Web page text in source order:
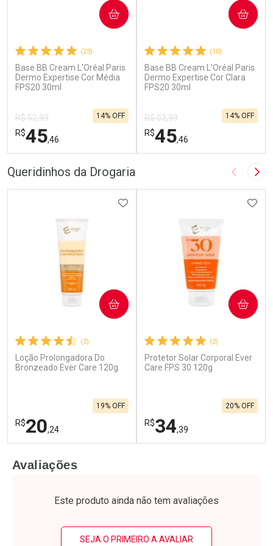
(23)
Base BB Cream L'Oréal Paris
Dermo Expertise Cor Média
FPS20 30ml
R$ 52,99
R$45,46
14% OFF
COMPRAR
Ativar Desconto
(10)
Base BB Cream L'Oréal Paris
Dermo Expertise Cor Clara
FPS20 30ml
R$ 52,99
R$45,46
14% OFF
COMPRAR
Ativar Desconto
Queridinhos da Drogaria Imagem
(3)
Loção Prolongadora Do
Bronzeado Ever Care 120g
R$20,24
19% OFF
ADICIONAR AOS FAVORITOS
COMPRAR
Laboratório
Por Menos
(2)
Protetor Solar Corporal Ever
Care FPS 30 120g
R$34,39
20% OFF
COMPRAR
Laboratório
Por Menos
Avaliações
Este produto ainda não tem avaliações
SEJA O PRIMEIRO A AVALIAR